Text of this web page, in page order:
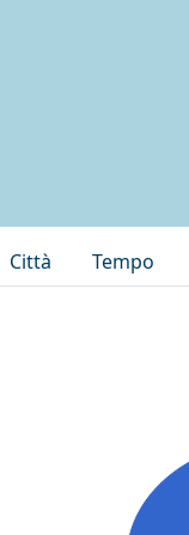
Città
Tempo